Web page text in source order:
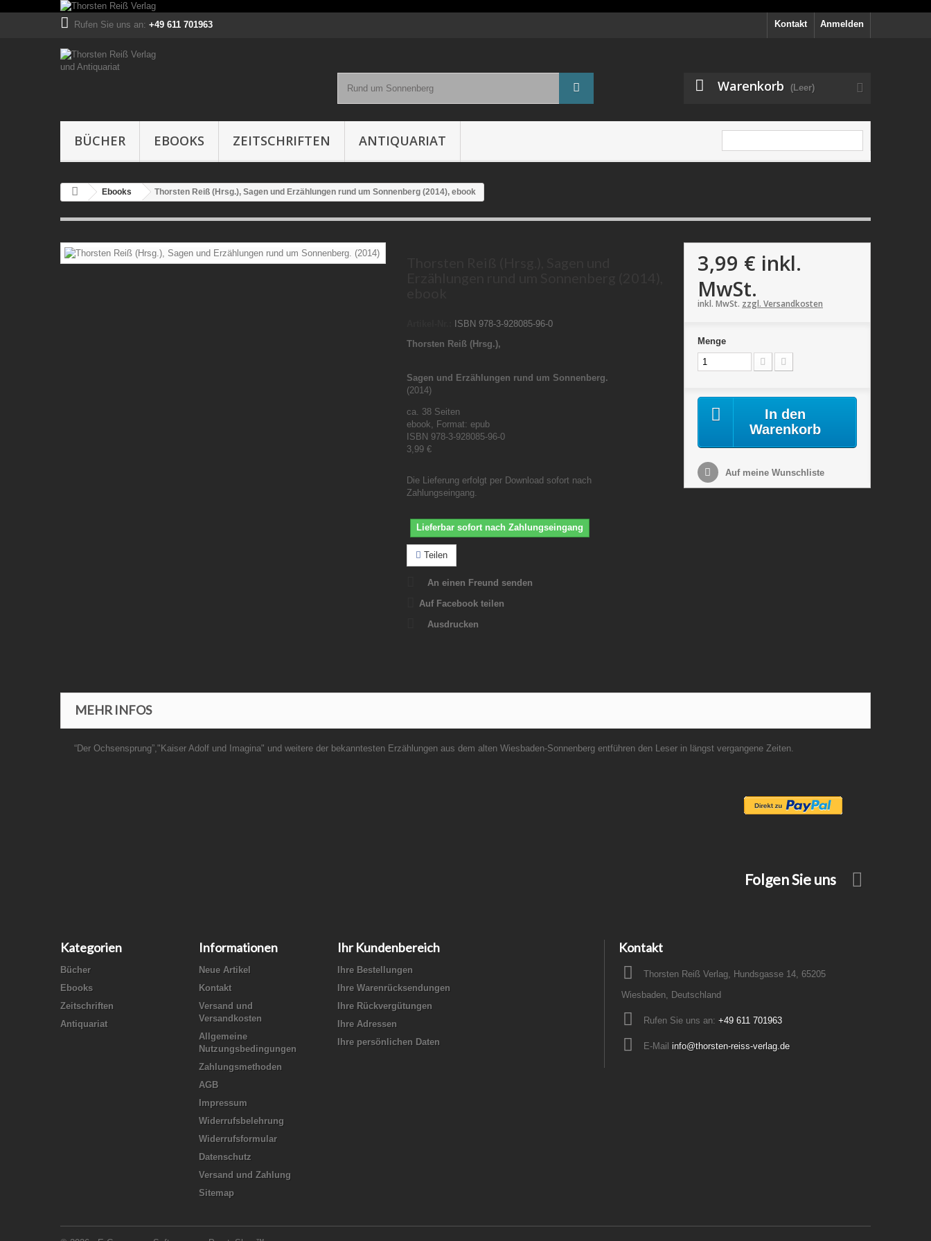
Anmelden
Kontakt
Rufen Sie uns an: +49 611 701963
Warenkorb (Leer)
BÜCHER EBOOKS ZEITSCHRIFTEN ANTIQUARIAT
Ebooks Thorsten Reiß (Hrsg.), Sagen und Erzählungen rund um Sonnenberg (2014), ebook
ISBN 978-3-928085-96-0
Thorsten Reiß (Hrsg.),
Sagen und Erzählungen rund um Sonnenberg.
(2014)
ca. 38 Seiten
ebook, Format: epub
ISBN 978-3-928085-96-0
3,99 €
Die Lieferung erfolgt per Download sofort nach
Zahlungseingang.
Lieferbar sofort nach Zahlungseingang
Teilen
An einen Freund senden
Auf Facebook teilen
Ausdrucken
3,99 € inkl.
MwSt.
inkl. MwSt. zzgl. Versandkosten
Menge
In den
Warenkorb
Auf meine Wunschliste
MEHR INFOS
“Der Ochsensprung”,"Kaiser Adolf und Imagina" und weitere der bekanntesten Erzählungen aus dem alten Wiesbaden-Sonnenberg entführen den Leser in längst vergangene Zeiten.
Folgen Sie uns
Kategorien
Bücher
Ebooks
Zeitschriften
Antiquariat
Informationen
Neue Artikel
Kontakt
Versand und
Versandkosten
Allgemeine
Nutzungsbedingungen
Zahlungsmethoden
AGB
Impressum
Widerrufsbelehrung
Widerrufsformular
Datenschutz
Versand und Zahlung
Sitemap
Ihr Kundenbereich
Ihre Bestellungen
Ihre Warenrücksendungen
Ihre Rückvergütungen
Ihre Adressen
Ihre persönlichen Daten
Kontakt
Thorsten Reiß Verlag, Hundsgasse 14, 65205
Wiesbaden, Deutschland
Rufen Sie uns an: +49 611 701963
E-Mail info@thorsten-reiss-verlag.de